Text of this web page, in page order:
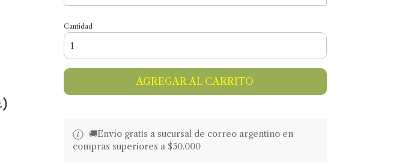
)
Cantidad
AGREGAR AL CARRITO
🚚​​Envío gratis a sucursal de correo argentino en
compras superiores a $50.000